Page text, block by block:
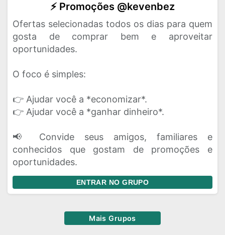
⚡ Promoções @kevenbez
Ofertas selecionadas todos os dias para quem
gosta de comprar bem e aproveitar
oportunidades.
O foco é simples:
👉 Ajudar você a *economizar*.
👉 Ajudar você a *ganhar dinheiro*.
📢 Convide seus amigos, familiares e
conhecidos que gostam de promoções e
oportunidades.
ENTRAR NO GRUPO
Mais Grupos